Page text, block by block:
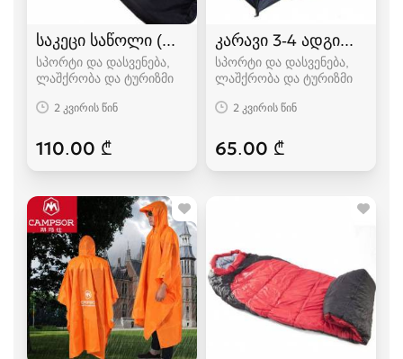
საკეცი საწოლი (ლეჟანკა) გასაშლელი საწოლი
სპორტი და დასვენება,
ლაშქრობა და ტურიზმი
2 კვირის წინ
110.00 ₾
კარავი 3-4 ადგილიანი
სპორტი და დასვენება,
ლაშქრობა და ტურიზმი
2 კვირის წინ
65.00 ₾